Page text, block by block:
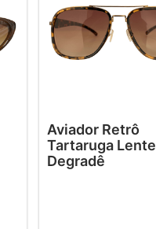
Aviador Retrô
Tartaruga Lente
Degradê